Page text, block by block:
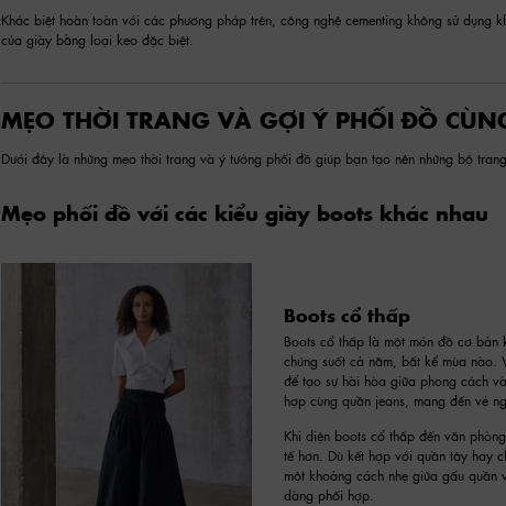
Khác biệt hoàn toàn với các phương pháp trên, công nghệ cementing không sử
của giày bằng loại keo đặc biệt.
MẸO THỜI TRANG VÀ GỢI Ý PHỐI ĐỒ
Dưới đây là những mẹo thời trang và ý tưởng phối đồ giúp bạn tạo nên những bộ
Mẹo phối đồ với các kiểu giày boots khác nhau
Boots cổ thấp
Boots cổ thấp là một món đồ cơ bản
chúng suốt cả năm, bất kể mùa nào.
để tạo sự hài hòa giữa phong cách
hợp cùng quần jeans, mang đến vẻ
Khi diện boots cổ thấp đến văn
tế hơn. Dù kết hợp với quần tây hay
một khoảng cách nhẹ giữa gấu
dàng phối hợp.